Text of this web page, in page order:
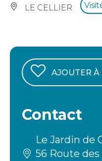
LE CELLIER
AJOUTER À
Contact
Le Jardin de
56 Route